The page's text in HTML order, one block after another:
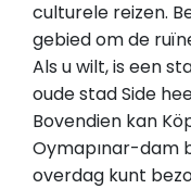
culturele reizen.
gebied om de
Als u wilt, is een
oude stad Side
Bovendien kan
Oymapınar-dam
overdag kunt